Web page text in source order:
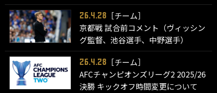
26.4.28
［チーム］
京都戦 試合前コメント（ヴィッシン
グ監督、池谷選手、中野選手）
26.4.28
［チーム］
AFCチャンピオンズリーグ2 2025/26
決勝 キックオフ時間変更について